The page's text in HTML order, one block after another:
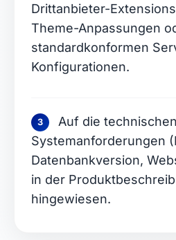
Drittanbieter-
Theme-Anpassungen
standardkonformen
Konfigurationen.
3
Auf die technischen
Systemanforderungen
Datenbankversion,
in der
hingewiesen.